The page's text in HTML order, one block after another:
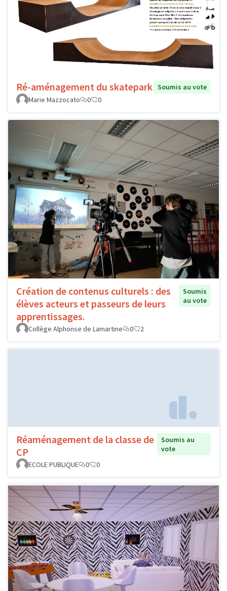
Ré-aménagement du skatepark Soumis au vote
Marie Mazzocato
0 0
Création de contenus culturels : des
élèves acteurs et passeurs de leurs
apprentissages.
Soumis
au vote
Collège Alphonse de Lamartine 0 2
Réaménagement de la classe de
CP
Soumis au
vote
ECOLE PUBLIQUE
0 0